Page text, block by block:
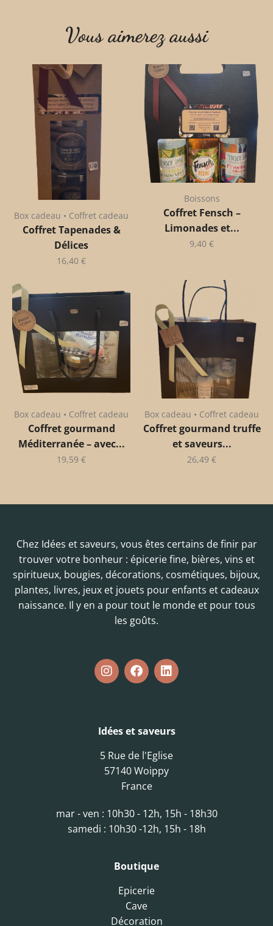
Vous aimerez aussi
Box cadeau • Coffret cadeau
Coffret Tapenades &
Délices
16,40 €
Boissons
Coffret Fensch –
Limonades et...
9,40 €
Box cadeau • Coffret cadeau
Coffret gourmand
Méditerranée – avec...
19,59 €
Box cadeau • Coffret cadeau
Coffret gourmand truffe
et saveurs...
26,49 €
Chez Idées et saveurs, vous êtes certains de finir par
trouver votre bonheur : épicerie fine, bières, vins et
spiritueux, bougies, décorations, cosmétiques, bijoux,
plantes, livres, jeux et jouets pour enfants et cadeaux
naissance. Il y en a pour tout le monde et pour tous
les goûts.
Idées et saveurs
5 Rue de l'Eglise
57140 Woippy
France
mar - ven : 10h30 - 12h, 15h - 18h30
samedi : 10h30 -12h, 15h - 18h
Boutique
Epicerie
Cave
Décoration